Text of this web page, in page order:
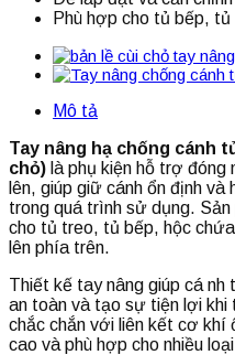
Phù hợp cho tủ bếp,
Mô tả
Tay nâng hạ chống cánh
chỏ) là phụ kiện hỗ trợ
lên, giúp giữ cánh ổn định
trong quá trình sử dụng.
cho tủ treo, tủ bếp, hộc
lên phía trên.
Thiết kế tay nâng giúp cá nh
an toàn và tạo sự tiện lợi
chắc chắn với liên kết cơ khí
cao và phù hợp cho nhiều